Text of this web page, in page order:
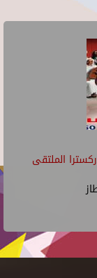
الملتقى